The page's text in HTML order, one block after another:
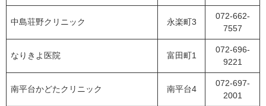
中島荘野クリニック 永楽町3
072-662-
7557
なりきよ医院 富田町1
072-696-
9221
南平台かどたクリニック 南平台4
072-697-
2001